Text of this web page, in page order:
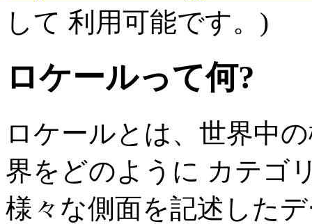
して 利用可能です。)
ロケールって何?
ロケールとは、世界中
界をどのように カテゴ
様々な側面を記述した